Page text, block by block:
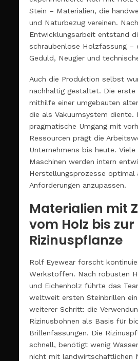
Stein – Materialien, die
und Naturbezug vereinen.
Entwicklungsarbeit entstand
schraubenlose Holzfassung –
Geduld, Neugier und
Auch die Produktion selbst
nachhaltig gestaltet. Die erste
mithilfe einer umgebauten
die als Vakuumsystem diente.
pragmatische Umgang mit
Ressourcen prägt die
Unternehmens bis heute. Viele
Maschinen werden intern
Herstellungsprozesse optimal
Anforderungen anzupassen.
Materialien mit
vom Holz bis zur
Rizinuspflanze
Rolf Eyewear forscht
Werkstoffen. Nach robusten
und Eichenholz führte das
weltweit ersten Steinbrillen
weiterer Schritt: die
Rizinusbohnen als Basis für
Brillenfassungen. Die
schnell, benötigt wenig
nicht mit landwirtschaftlichen